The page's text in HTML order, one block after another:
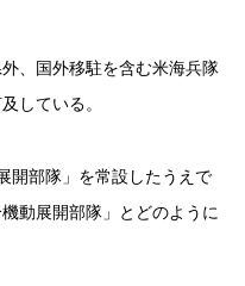
、国外移駐を含む米海兵隊
している。
開部隊」を常設したうえで
動展開部隊」とどのように